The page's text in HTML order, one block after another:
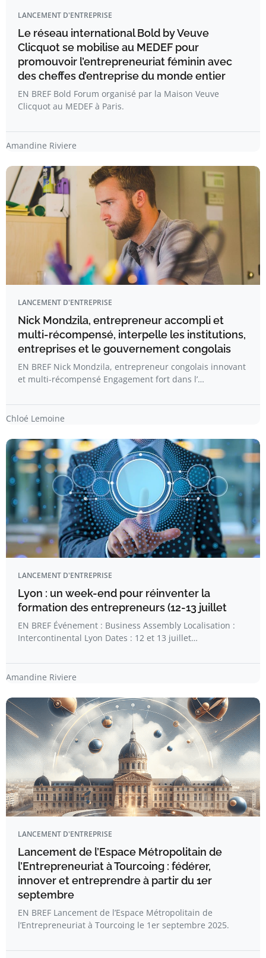
LANCEMENT D'ENTREPRISE
Le réseau international Bold by Veuve
Clicquot se mobilise au MEDEF pour
promouvoir l’entrepreneuriat féminin avec
des cheffes d’entreprise du monde entier
EN BREF Bold Forum organisé par la Maison Veuve
Clicquot au MEDEF à Paris.
Amandine Riviere
LANCEMENT D'ENTREPRISE
Nick Mondzila, entrepreneur accompli et
multi-récompensé, interpelle les institutions,
entreprises et le gouvernement congolais
EN BREF Nick Mondzila, entrepreneur congolais innovant
et multi-récompensé Engagement fort dans l’…
Chloé Lemoine
LANCEMENT D'ENTREPRISE
Lyon : un week-end pour réinventer la
formation des entrepreneurs (12-13 juillet
EN BREF Événement : Business Assembly Localisation :
Intercontinental Lyon Dates : 12 et 13 juillet…
Amandine Riviere
LANCEMENT D'ENTREPRISE
Lancement de l’Espace Métropolitain de
l’Entrepreneuriat à Tourcoing : fédérer,
innover et entreprendre à partir du 1er
septembre
EN BREF Lancement de l’Espace Métropolitain de
l’Entrepreneuriat à Tourcoing le 1er septembre 2025.